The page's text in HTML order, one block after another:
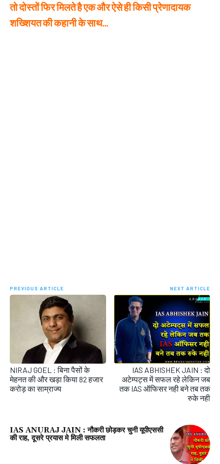
तो दोस्तों फिर मिलते है एक और ऐसे ही किसी प्रेणादायक
शख्शियत की कहानी के साथ…
PREVIOUS ARTICLE
NIRAJ GOEL : बिना पैसों के
मेहनत की और खड़ा किया 82 हजार
करोड़ का साम्राज्य
NEXT ARTICLE
IAS ABHISHEK JAIN : दो
अटेम्पट्स में सफल रहे लेकिन जब
तक IAS ऑफिसर नही बने तब तक
रुके नही
IAS ANURAJ JAIN : नौकरी छोड़कर चुनी यूपीएससी
की राह, दूसरे प्रयास मे मिली सफलता